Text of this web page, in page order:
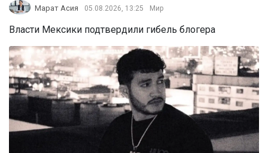
Марат Асия 05.08.2026, 13:25 Мир
Власти Мексики подтвердили гибель блогера